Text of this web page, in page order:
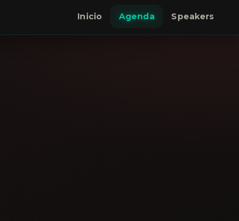
Inicio Agenda Speakers